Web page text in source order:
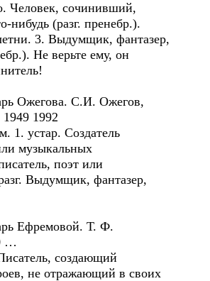
Человек, сочинивший,
нибудь (разг. пренебр.).
3. Выдумщик, фантазер,
Не верьте ему, он
Ожегова. С.И. Ожегов,
1992
1. устар. Создатель
музыкальных
поэт или
Выдумщик, фантазер,
Ефремовой. Т. Ф.
…
создающий
не отражающий в своих